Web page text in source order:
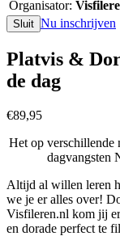
Organisator:
Sluit Nu inschrijven
Platvis &
de dag
€89,95
Het op verschillende
dagvangsten
Altijd al willen leren
we je er alles over!
Visfileren.nl kom jij
en dorade perfect te